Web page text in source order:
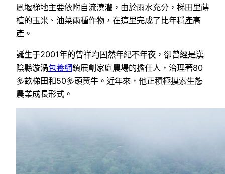
鳳堰梯地主要依附自流澆灌，由於雨水充分，梯田里蒔
植的玉米、油菜兩種作物，在這里完成了比年穩產高
產。
誕生于2001年的曾祥均固然年紀不年夜，卻曾經是漢
陰縣漩渦包養網鎮展創家庭農場的擔任人，治理著80
多畝梯田和50多頭黃牛。近年來，他正積極摸索生態
農業成長形式。